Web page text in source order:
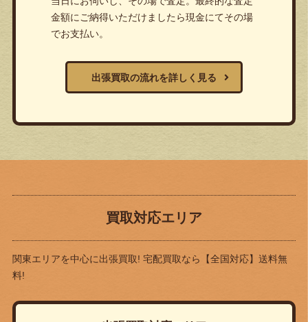
金額にご納得いただけましたら現金にてその場
でお支払い。
出張買取の流れを詳しく見る
買取対応エリア
関東エリアを中心に出張買取! 宅配買取なら
【全国対応】送料無
料!